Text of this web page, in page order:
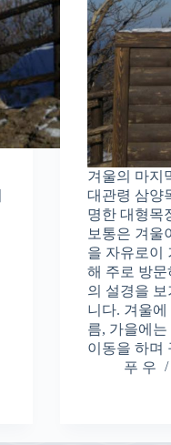
겨울의 마지
대관령 삼양
명한 대형목
보통은 겨울
을 자유로이
해 주로 방
의 설경을
니다. 겨울
름, 가을에
이동을 하며
푸 우